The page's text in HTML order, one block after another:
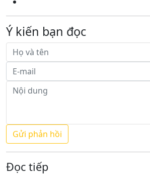
Ý kiến bạn đọc
Đọc tiếp